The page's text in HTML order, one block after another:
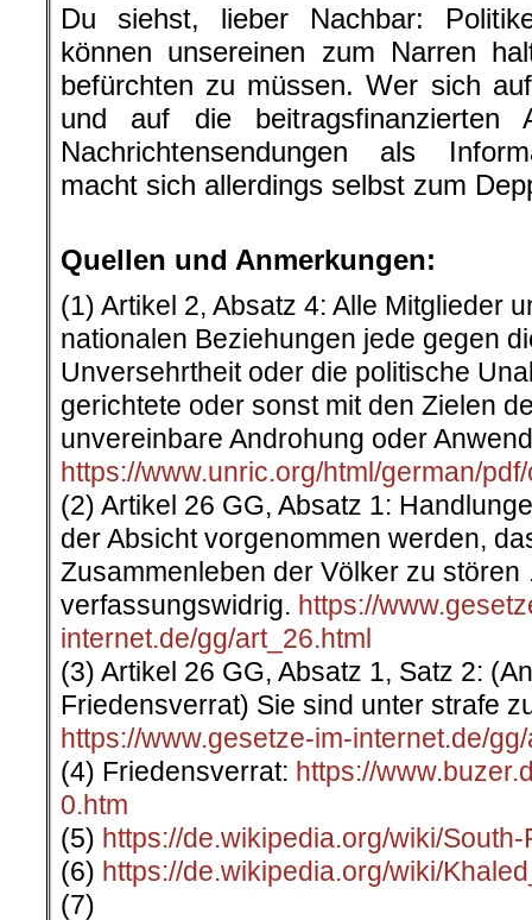
Du siehst, lieber Nachbar:
können unsereinen zum Narren
befürchten zu müssen. Wer sich
und auf die beitragsfinanzierten
Nachrichtensendungen als
macht sich allerdings selbst zum
Quellen und Anmerkungen:
(1) Artikel 2, Absatz 4: Alle Mitglieder
nationalen Beziehungen jede gegen
Unversehrtheit oder die politische
gerichtete oder sonst mit den Zielen
unvereinbare Androhung oder
https://www.unric.org/html/german/
(2) Artikel 26 GG, Absatz 1:
der Absicht vorgenommen werden,
Zusammenleben der Völker zu
verfassungswidrig. https://
internet.de/gg/art_26.html
(3) Artikel 26 GG, Absatz 1, Satz 2:
Friedensverrat) Sie sind unter strafe
https://www.gesetze-im-internet.de/
(4) Friedensverrat: https://
0.htm
(5) https://de.wikipedia.org/wiki/
(6) https://de.wikipedia.org/wiki/
(7)